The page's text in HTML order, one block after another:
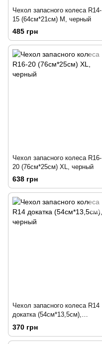
Чехол запасного колеса R14-
15 (64см*21см) М, черный
485 грн
Чехол запасного колеса R16-
20 (76см*25см) XL, черный
638 грн
Чехол запасного колеса R14
докатка (54см*13,5см),
черный
370 грн